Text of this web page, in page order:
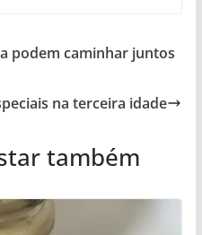
podem caminhar juntos
na terceira idade
também